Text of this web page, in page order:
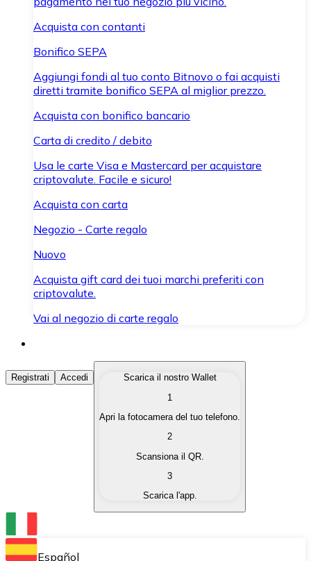
Acquista con contanti
Bonifico SEPA
Aggiungi fondi al tuo conto Bitnovo o fai acquisti
diretti tramite bonifico SEPA al miglior prezzo.
Acquista con bonifico bancario
Carta di credito / debito
Usa le carte Visa e Mastercard per acquistare
criptovalute. Facile e sicuro!
Acquista con carta
Negozio - Carte regalo
Nuovo
Acquista gift card dei tuoi marchi preferiti con
criptovalute.
Vai al negozio di carte regalo
Acquista Criptovalute
Acquista le criptovalute che ti interessano in modo
Converti le tue criptovalute in valuta fiat quando ne
Scambia una criptovaluta con un'altra
Conserva le tue cripto in un Wallet self-custodial.
Registrati Accedi
Scarica il nostro Wallet
1
Apri la fotocamera del tuo telefono.
2
Scansiona il QR.
3
Scarica l'app.
Español